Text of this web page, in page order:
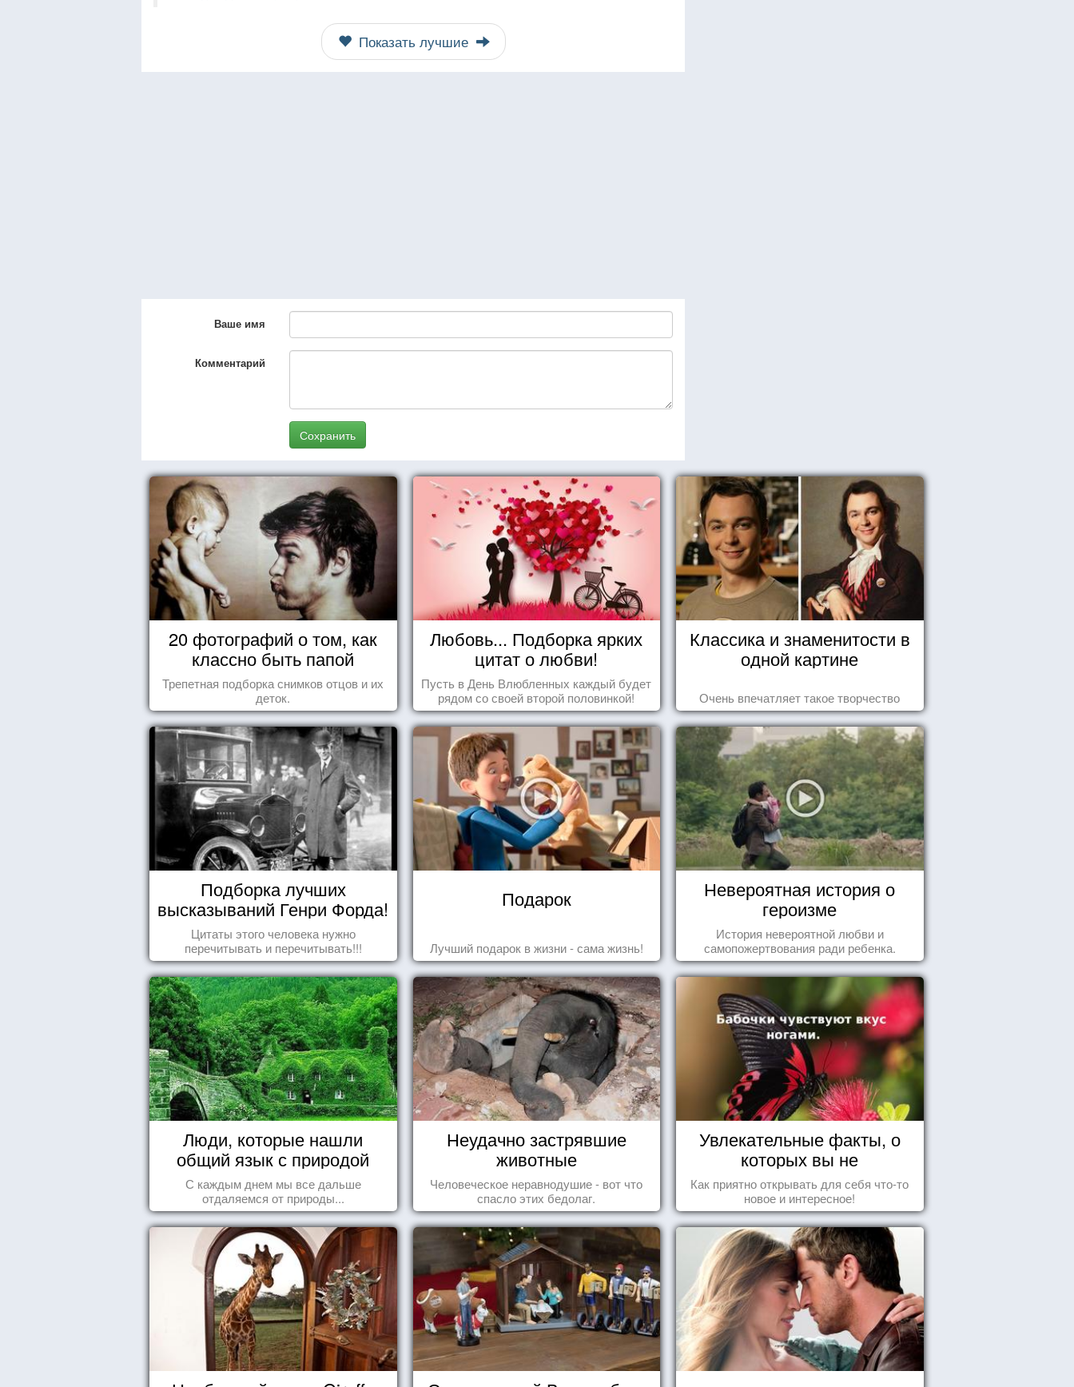
Показать лучшие
Ваше имя
Комментарий
Сохранить
20 фотографий о том, как
классно быть папой
Трепетная подборка снимков отцов и их
деток.
Любовь... Подборка ярких
цитат о любви!
Пусть в День Влюбленных каждый будет
рядом со своей второй половинкой!
Классика и знаменитости в
одной картине
Очень впечатляет такое творчество
Подборка лучших
высказываний Генри Форда!
Цитаты этого человека нужно
перечитывать и перечитывать!!!
Подарок
Лучший подарок в жизни - сама жизнь!
Невероятная история о
героизме
История невероятной любви и
самопожертвования ради ребенка.
Люди, которые нашли
общий язык с природой
С каждым днем мы все дальше
отдаляемся от природы...
Неудачно застрявшие
животные
Человеческое неравнодушие - вот что
спасло этих бедолаг.
Увлекательные факты, о
которых вы не
догадывались!
Как приятно открывать для себя что-то
новое и интересное!